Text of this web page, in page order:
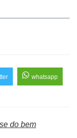
whatsapp
do bem